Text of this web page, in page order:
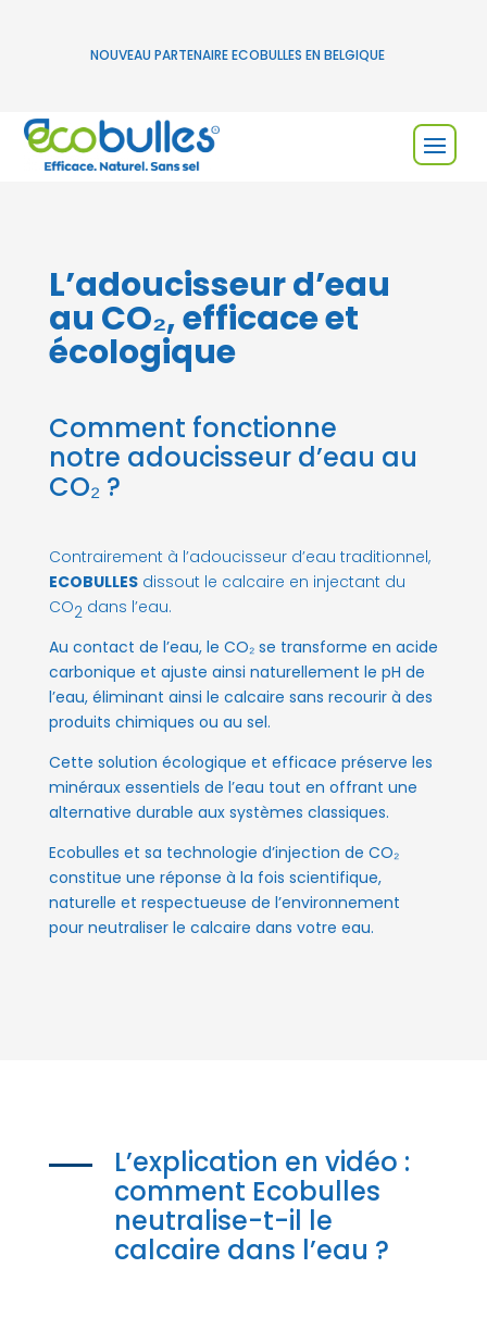
NOUVEAU PARTENAIRE ECOBULLES EN BELGIQUE
L’adoucisseur d’eau
au CO₂,efficace et
écologique
Comment fonctionne
notre adoucisseur d’eau au
CO₂ ?
Contrairement à l’adoucisseur d’eau traditionnel,
ECOBULLESdissout le calcaire en injectant du
CO2 dans l’eau.
Au contact de l’eau, le CO₂ se transforme en acide
carbonique et ajuste ainsi naturellement le pH de
l’eau, éliminant ainsi le calcaire sans recourir à des
produits chimiques ou au sel.
Cette solution écologique et efficace préserve les
minéraux essentiels de l’eau tout en offrant une
alternative durable aux systèmes classiques.
Ecobulles et sa technologie d’injection de CO₂
constitue une réponse à la fois scientifique,
naturelle et respectueuse de l’environnement
pour neutraliser le calcaire dans votre eau.
L’explication en vidéo :
comment Ecobulles
neutralise-t-il le
calcaire dans l’eau ?